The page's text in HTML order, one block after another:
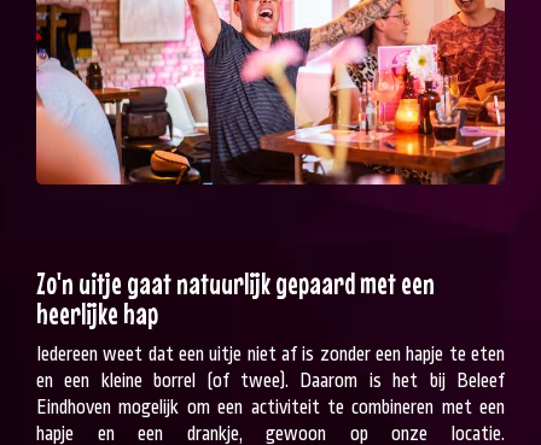
Zo'n uitje gaat natuurlijk gepaard met een
heerlijke hap
Iedereen weet dat een uitje niet af is zonder een hapje te eten
en een kleine borrel (of twee). Daarom is het bij Beleef
Eindhoven mogelijk om een activiteit te combineren met een
hapje en een drankje, gewoon op onze locatie.